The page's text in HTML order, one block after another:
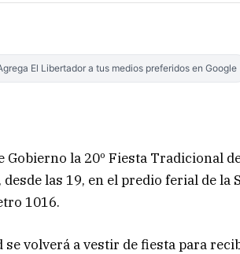
El Libertador a tus medios preferidos en Google
Gobierno la 20º Fiesta Tradicional
desde las 19, en el predio ferial de la
1016.
se volverá a vestir de fiesta para